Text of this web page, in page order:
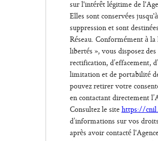
sur l'intérêt légitime de
Elles sont conservées
suppression et sont
Réseau. Conformément à
libertés », vous disposez des
rectification, d’effacement,
limitation et de portabilité
pouvez retirer votre
en contactant directement
Consultez le sitehttps://
d’informations sur vos
après avoir contacté